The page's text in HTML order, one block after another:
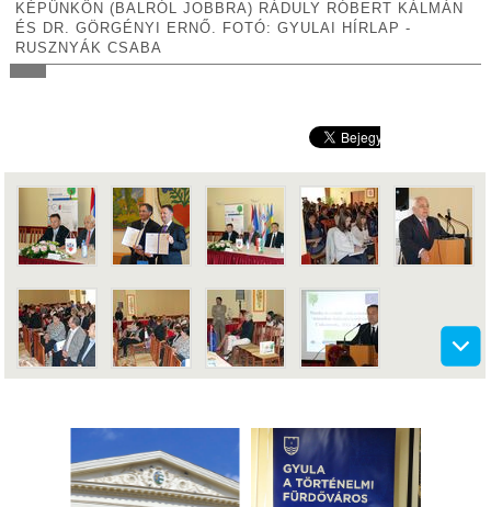
KÉPÜNKÖN (BALRÓL JOBBRA) RÁDULY RÓBERT KÁLMÁN
ÉS DR. GÖRGÉNYI ERNŐ. FOTÓ: GYULAI HÍRLAP -
RUSZNYÁK CSABA